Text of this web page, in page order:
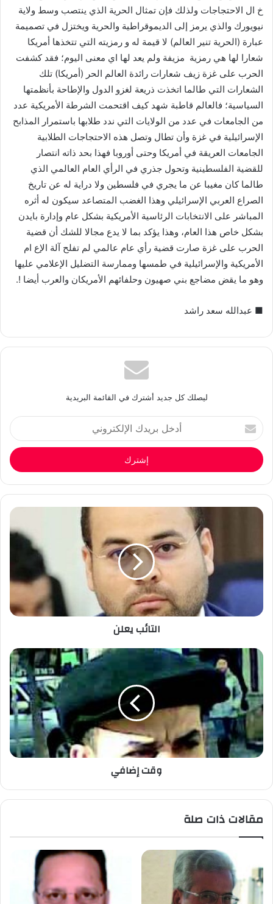
خ ال الاحتجاجات ولذلك فإن تمثال الحرية الذي ينتصب وسط ولاية
نيويورك والذي يرمز إلى الديموقراطية والحرية ويختزل في تصميمة
عبارة (الحرية تنير العالم) لا قيمة له و رمزيته التي تتخذها أمريكا
شعارا لها هي رمزية مزيفة ولم يعد لها اي معنى اليوم؛ فقد كشفت
الحرب على غزة زيف شعارات رائدة العالم الحر (أمريكا) تلك
الشعارات التي طالما اتخذت ذريعة لغزو الدول والإطاحة بأنظمتها
السياسية؛ فالعالم قاطبة شهد كيف اقتحمت الشرطة الأمريكية عدد
من الجامعات في عدد من الولايات التي ندد طلابها باستمرار المذابح
الإسرائيلية في غزة وأن تطال وتصل هذه الاحتجاجات الطلابية
الجامعات العريقة في أمريكا وحتى أوروبا فهذا بحد ذاته انتصار
للقضية الفلسطينية وتحول جذري في الرأي العام العالمي الذي
طالما كان مغيبا عن ما يجري في فلسطين ولا دراية له عن تاريخ
الصراع العربي الإسرائيلي وهذا الغضب المتصاعد سيكون له أثره
المباشر على الانتخابات الرئاسية الأمريكية بشكل عام وإدارة بايدن
بشكل خاص هذا العام، وهذا يؤكد بما لا يدع مجالا للشك أن قضية
الحرب على غزة صارت قضية رأي عام عالمي لم تفلح آلة الإع ام
الأمريكية والإسرائيلية في طمسها وممارسة التضليل الإعلامي عليها
وهو ما يقض مضاجع بني صهيون وحلفائهم الأمريكان والعرب أيضا !.
■ عبدالله سعد راشد
ليصلك كل جديد أشترك في القائمة البريدية
أدخل
بريدك
الإلكتروني
التائب يعلن
وقت إضافي
مقالات ذات صلة